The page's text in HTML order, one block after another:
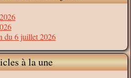
du 6 juillet 2026
à la une